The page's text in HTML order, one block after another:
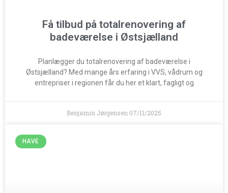
Få tilbud på totalrenovering af
badeværelse i Østsjælland
Planlægger du totalrenovering af badeværelse i
Østsjælland? Med mange års erfaring i VVS, vådrum og
entrepriser i regionen får du her et klart, fagligt og
Benjamin Jørgensen 07/11/2025
HAVE